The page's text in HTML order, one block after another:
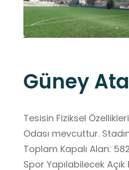
Güney
Tesisin Fiziksel
Odası mevcuttur.
Toplam Kapalı Alan: 582 m2. Spor Yapılabilecek Kapalı Fiziksel Alan Sayısı :
Spor Yapılabilecek